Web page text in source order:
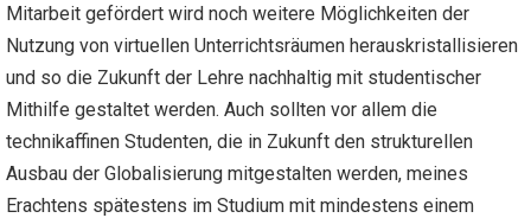
Mitarbeit gefördert wird noch weitere Möglichkeiten der
Nutzung von virtuellen Unterrichtsräumen herauskristallisieren
und so die Zukunft der Lehre nachhaltig mit studentischer
Mithilfe gestaltet werden. Auch sollten vor allem die
technikaffinen Studenten, die in Zukunft den strukturellen
Ausbau der Globalisierung mitgestalten werden, meines
Erachtens spätestens im Studium mit mindestens einem